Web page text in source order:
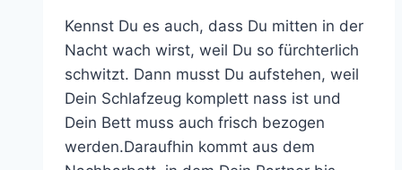
Kennst Du es auch, dass Du mitten in der
Nacht wach wirst, weil Du so fürchterlich
schwitzt. Dann musst Du aufstehen, weil
Dein Schlafzeug komplett nass ist und
Dein Bett muss auch frisch bezogen
werden.Daraufhin kommt aus dem